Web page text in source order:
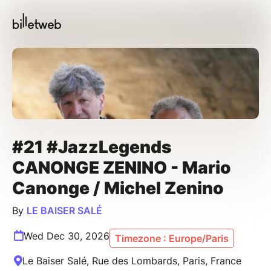
#21 #JazzLegends
CANONGE ZENINO - Mario
Canonge / Michel Zenino
By LE BAISER SALÉ
Wed Dec 30, 2026 Timezone : Europe/Paris
Le Baiser Salé, Rue des Lombards, Paris, France